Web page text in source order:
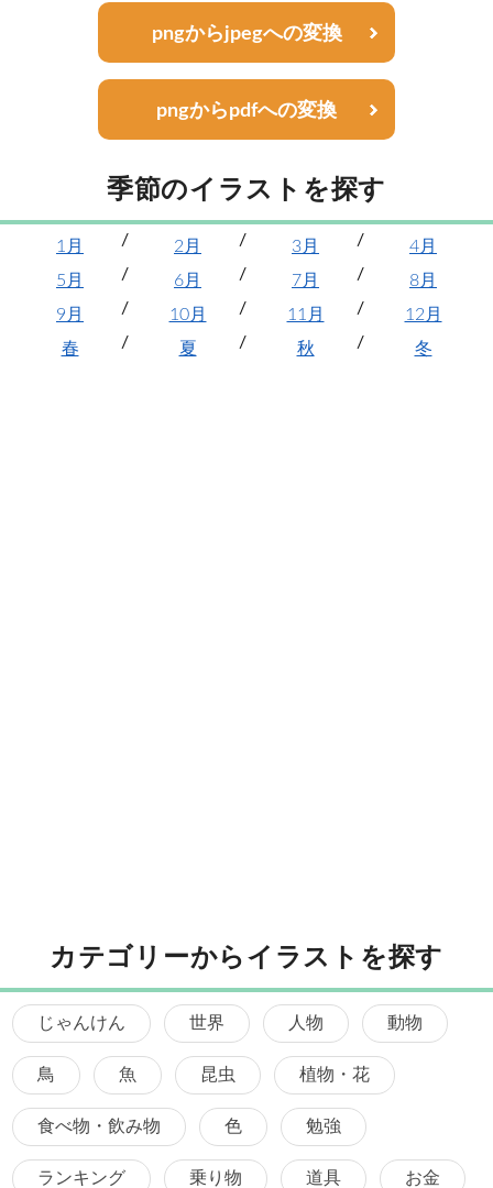
pngからjpegへの変換
pngからpdfへの変換
季節のイラストを探す
1月 2月 3月
4月
5月
6月 7月
8月
9月
10月 11月
12月
春
夏 秋 冬
カテゴリーからイラストを探す
じゃんけん 世界 人物 動物
鳥 魚 昆虫 植物・花
食べ物・飲み物 色 勉強
ランキング 乗り物 道具 お金